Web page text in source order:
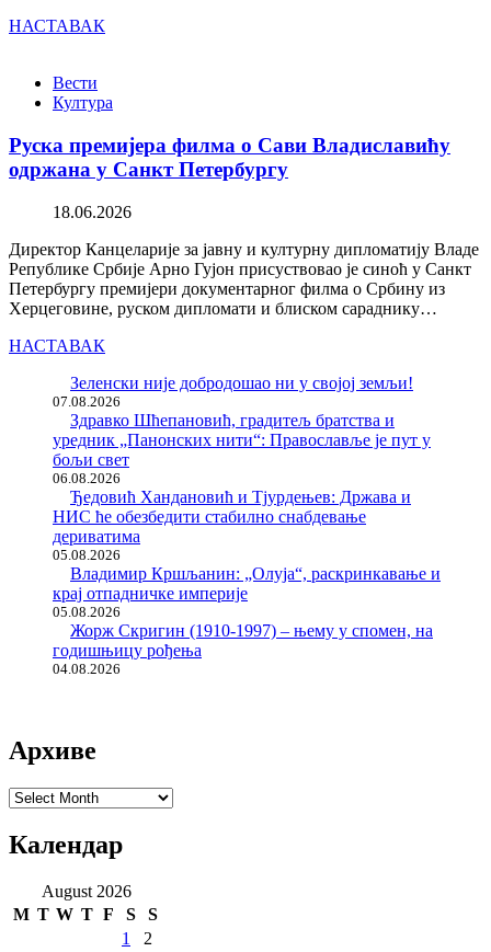
НАСТАВАК
Вести
Култура
Руска премијера филма о Сави Владиславићу
одржана у Санкт Петербургу
18.06.2026
Директор Канцеларије за јавну и културну дипломатију Владе
Републике Србије Арно Гујон присуствовао је синоћ у Санкт
Петербургу премијери документарног филма о Србину из
Херцеговине, руском дипломати и блиском сараднику…
НАСТАВАК
Зеленски није добродошао ни у својој земљи!
07.08.2026
Здравко Шћепановић, градитељ братства и
уредник „Панонских нити“: Православље је пут у
бољи свет
06.08.2026
Ђедовић Хандановић и Тјурдењев: Држава и
НИС ће обезбедити стабилно снабдевање
дериватима
05.08.2026
Владимир Кршљанин: „Олуја“, раскринкавање и
крај отпадничке империје
05.08.2026
Жорж Скригин (1910-1997) – њему у спомен, на
годишњицу рођења
04.08.2026
Архиве
Архиве
Календар
August 2026
M T W T F S
S
1
2